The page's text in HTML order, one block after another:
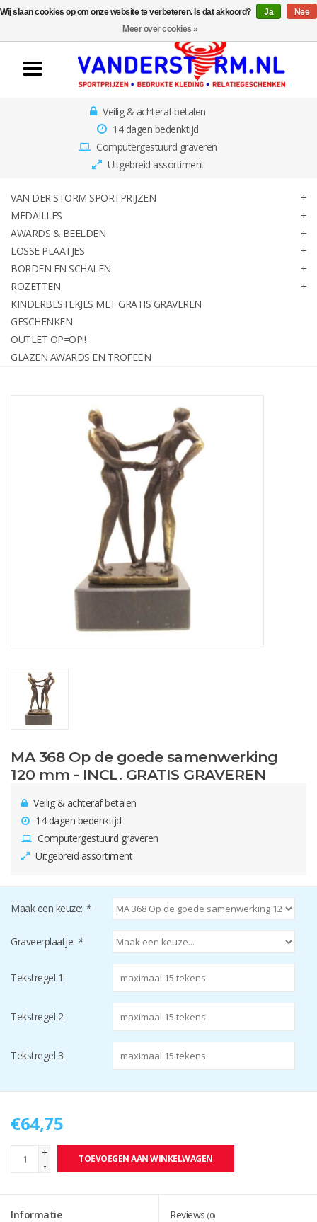
Home
Van der Storm
Sportprijzen
Awards & Beelden
Losse Plaatjes
Borden en schalen
Rozetten
Kinderbestekjes met gratis
OUTLET OP=OP!!
Glazen awards en trofeën
Veilig & achteraf betalen
14 dagen bedenktijd
Computergestuurd graveren
Uitgebreid assortiment
VAN DER STORM SPORTPRIJZEN
MEDAILLES
AWARDS & BEELDEN
LOSSE PLAATJES
BORDEN EN SCHALEN
ROZETTEN
KINDERBESTEKJES MET GRATIS GRAVEREN
GESCHENKEN
OUTLET OP=OP!!
GLAZEN AWARDS EN TROFEËN
MA 368 Op de goede samenwerking
120 mm - INCL. GRATIS GRAVEREN
Veilig & achteraf betalen
14 dagen bedenktijd
Computergestuurd graveren
Uitgebreid assortiment
Maak een keuze: *
Graveerplaatje: *
Tekstregel 1:
Tekstregel 2:
Tekstregel 3:
€64,75
+
-
TOEVOEGEN AAN WINKELWAGEN
Informatie Reviews (0)
Wij slaan cookies op om onze website te verbeteren. Is dat akkoord? Ja
Nee
Meer over cookies »